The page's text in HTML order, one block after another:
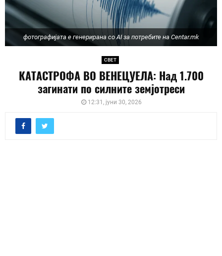
фотографијата е генерирана со AI за потребите на Centar.mk
СВЕТ
КАТАСТРОФА ВО ВЕНЕЦУЕЛА: Над 1.700
загинати по силните земјотреси
12:31, јуни 30, 2026